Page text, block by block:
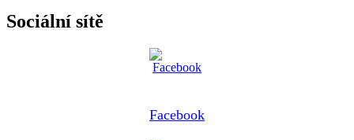
Sociální sítě
Facebook